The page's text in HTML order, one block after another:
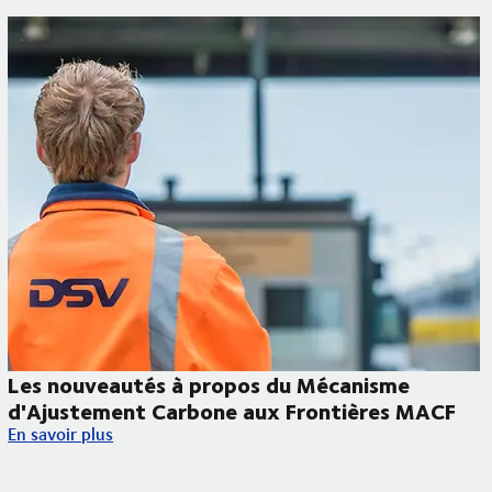
I/E
Les nouveautés à propos du Mécanisme
d'Ajustement Carbone aux Frontières MACF
Les nouveautés à propos du Mécanisme d'Ajustement
En savoir plus